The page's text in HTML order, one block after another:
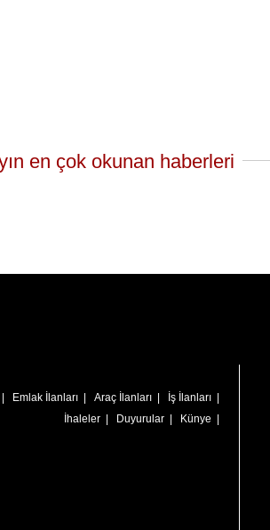
en çok okunan haberleri
Emlak İlanları Araç İlanları İş İlanları
İhaleler
Duyurular Künye